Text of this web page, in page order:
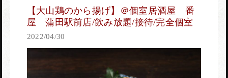
【大山鶏のから揚げ】＠個室居酒屋 番
屋 蒲田駅前店/飲み放題/接待/完全個室
2022/04/30